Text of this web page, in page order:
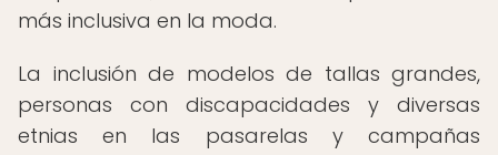
más inclusiva en la moda.
La inclusión de modelos de tallas grandes,
personas con discapacidades y diversas
etnias en las pasarelas y campañas